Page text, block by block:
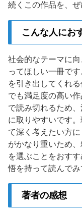
続くこの作品を、ぜ
こんな人にお
社会的なテーマに
ってほしい一冊で
を引き出してくれ
でも満足度の高い
で読み切れるため
に取りやすいです
て深く考えたい方
がかなり重いため
を選ぶことをおす
悟を持って読んでみ
著者の感想